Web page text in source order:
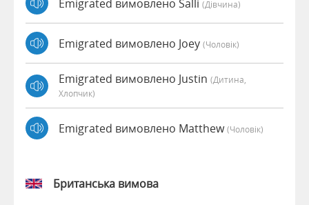
Emigrated вимовлено Salli (дівчина)
Emigrated вимовлено Joey (чоловік)
Emigrated вимовлено Justin (дитина,
Хлопчик)
Emigrated вимовлено Matthew(чоловік)
Британська вимова